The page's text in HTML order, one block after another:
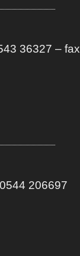
36327 – fax
206697